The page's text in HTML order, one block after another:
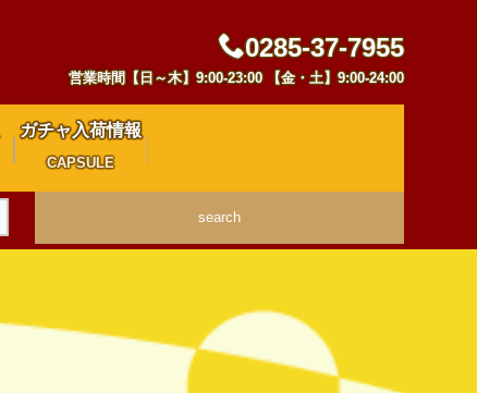
0285-37-7955
営業時間【日～木】9:00-23:00 【金・土】9:00-24:00
ガチャ入荷情報
CAPSULE
search